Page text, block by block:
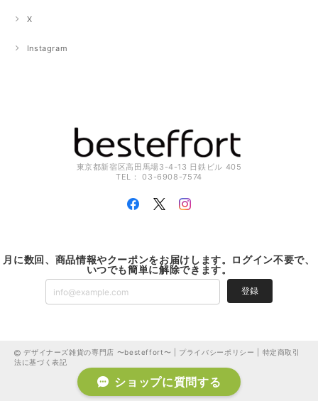
X
Instagram
東京都新宿区高田馬場3-4-13 日鉄ビル 405
TEL： 03-6908-7574
月に数回、商品情報やクーポンをお届けします。ログイン不要で、
いつでも簡単に解除できます。
登録
デザイナーズ雑貨の専門店 〜besteffort〜 | プライバシーポリシー
特定商取引
法に基づく表記
ショップに質問する